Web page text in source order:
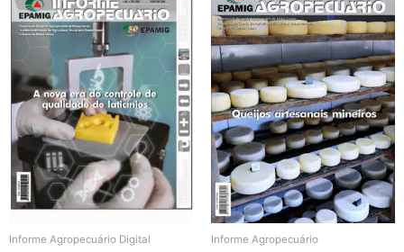
Informe Agropecuário Digital Informe Agropecuário